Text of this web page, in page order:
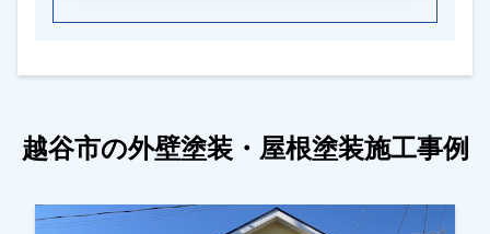
越谷市の外壁塗装・屋根塗装施工事例